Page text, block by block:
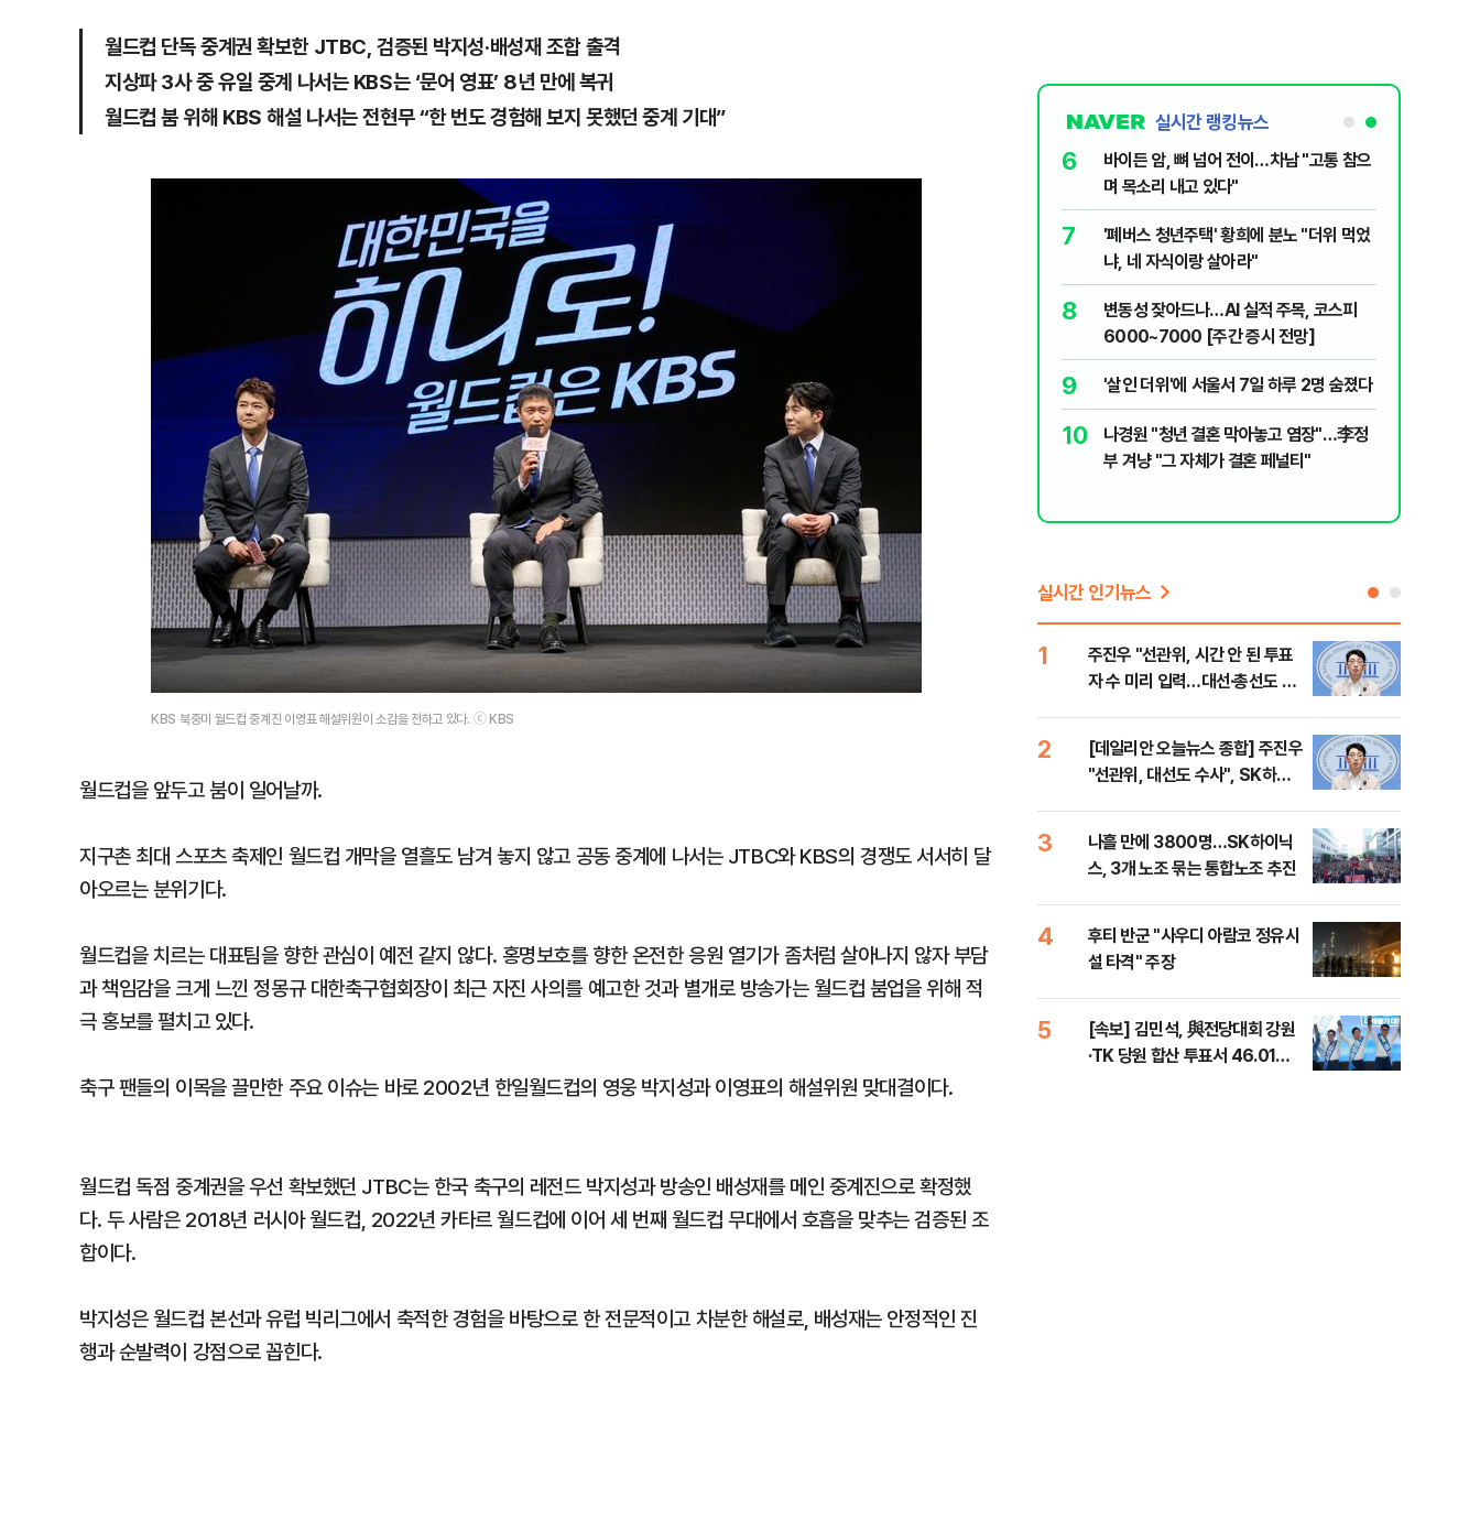
월드컵 단독 중계권 확보한 JTBC, 검증된 박지성·배성재 조합 출격
지상파 3사 중 유일 중계 나서는 KBS는 ‘문어 영표’ 8년 만에 복귀
월드컵 붐 위해 KBS 해설 나서는 전현무 “한 번도 경험해 보지 못했던 중계 기대”
KBS 북중미 월드컵 중계진 이영표 해설위원이 소감을 전하고 있다. ⓒ KBS
월드컵을 앞두고 붐이 일어날까.
지구촌 최대 스포츠 축제인 월드컵 개막을 열흘도 남겨 놓지 않고 공동 중계에 나서는 JTBC와 KBS의 경쟁도 서서히 달
아오르는 분위기다.
월드컵을 치르는 대표팀을 향한 관심이 예전 같지 않다. 홍명보호를 향한 온전한 응원 열기가 좀처럼 살아나지 않자 부담
과 책임감을 크게 느낀 정몽규 대한축구협회장이 최근 자진 사의를 예고한 것과 별개로 방송가는 월드컵 붐업을 위해 적
극 홍보를 펼치고 있다.
축구 팬들의 이목을 끌만한 주요 이슈는 바로 2002년 한일월드컵의 영웅 박지성과 이영표의 해설위원 맞대결이다.
월드컵 독점 중계권을 우선 확보했던 JTBC는 한국 축구의 레전드 박지성과 방송인 배성재를 메인 중계진으로 확정했
다. 두 사람은 2018년 러시아 월드컵, 2022년 카타르 월드컵에 이어 세 번째 월드컵 무대에서 호흡을 맞추는 검증된 조
합이다.
박지성은 월드컵 본선과 유럽 빅리그에서 축적한 경험을 바탕으로 한 전문적이고 차분한 해설로, 배성재는 안정적인 진
행과 순발력이 강점으로 꼽힌다.
실시간 랭킹뉴스
지 않냐" 질문에 ‘묵묵부답’
폭염 다소 누그러져 '낮 최고 35도'·동해안
이틀째 비…자고 난 뒤 갑작스러운 두통,
[데일리안 오늘뉴스 종합] 주진우 "선관
위, 대선도 수사", SK하이닉스 통합노조,
추미애 "지방재정 바꿔야", 세제개편 이달
정리 등
소주 2~3잔 마시고 운전한 택시기사 무
죄…혈중알코올농도 0.03%
6
바이든 암, 뼈 넘어 전이…차남 "고통 참으
며 목소리 내고 있다"
7
'폐버스 청년주택' 황희에 분노 "더위 먹었
냐, 네 자식이랑 살아라"
8
변동성 잦아드나…AI 실적 주목, 코스피
6000~7000 [주간 증시 전망]
9 '살인 더위'에 서울서 7일 하루 2명 숨졌다
10
나경원 "청년 결혼 막아놓고 염장"…李정
부 겨냥 "그 자체가 결혼 페널티"
실시간 인기뉴스
1
주진우 "선관위, 시간 안 된 투표
자 수 미리 입력…대선·총선도 수
2
[데일리안 오늘뉴스 종합] 주진우
"선관위, 대선도 수사", SK하이
3
나흘 만에 3800명…SK하이닉
스, 3개 노조 묶는 통합노조 추진
4
후티 반군 "사우디 아람코 정유시
설 타격" 주장
5
[속보] 김민석, 與전당대회 강원
·TK 당원 합산 투표서 46.01%